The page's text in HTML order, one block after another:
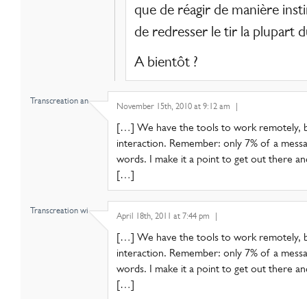
que de réagir de manière
de redresser le tir la plupart
A bientôt ?
Transcreation an..
November 15th, 2010 at 9:12 am |
[…] We have the tools to work remotely,
interaction. Remember: only 7% of a
words. I make it a point to get out there
[…]
Transcreation wi..
April 18th, 2011 at 7:44 pm |
[…] We have the tools to work remotely,
interaction. Remember: only 7% of a
words. I make it a point to get out there
[…]